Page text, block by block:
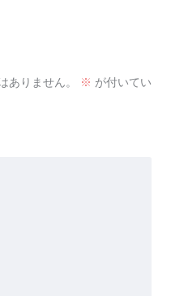
ありません。 ※ が付いてい